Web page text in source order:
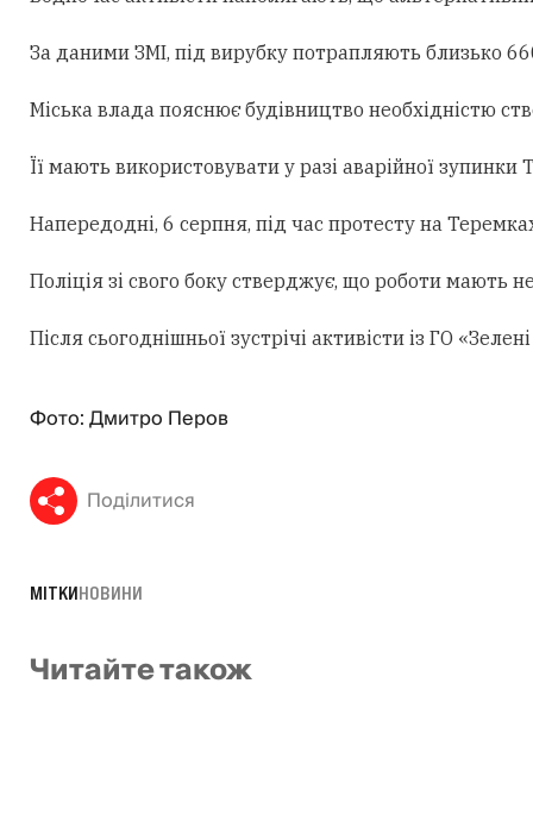
За даними ЗМІ, під вирубку потрапляють близько
Міська влада пояснює будівництво необхідністю
Її мають використовувати у разі аварійної
Напередодні, 6 серпня, під час протесту на
Поліція зі свого боку стверджує, що роботи мають
Після сьогоднішньої зустрічі активісти із ГО
Фото: Дмитро Перов
Поділитися
МІТКИНОВИНИ
Читайте також